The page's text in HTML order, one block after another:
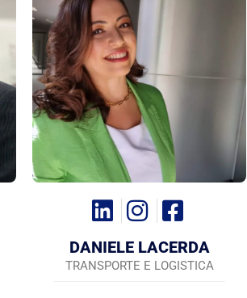
DANIELE LACERDA
TRANSPORTE E LOGISTICA